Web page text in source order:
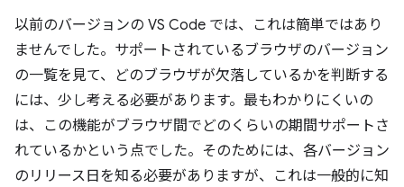
以前のバージョンの VS Code では、これは簡単ではあり
ませんでした。サポートされているブラウザのバージョン
の一覧を見て、どのブラウザが欠落しているかを判断する
には、少し考える必要があります。最もわかりにくいの
は、この機能がブラウザ間でどのくらいの期間サポートさ
れているかという点でした。そのためには、各バージョン
のリリース日を知る必要がありますが、これは一般的に知